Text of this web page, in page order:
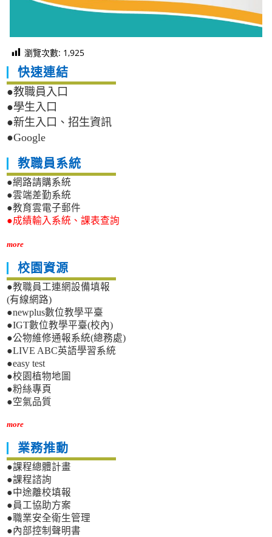
瀏覽次數: 1,925
快速連結
●教職員入口
●學生入口
●新生入口、招生資訊
●Google
教職員系統
●網路請購系統
●雲端差勤系統
●教育雲電子郵件
●成績輸入系統、課表查詢
more
校園資源
●教職員工連網設備填報
(有線網路)
●newplus數位教學平臺
●IGT數位教學平臺(校內)
●公物維修通報系統(總務處)
●LIVE ABC英語學習系統
●easy test
●校園植物地圖
●粉絲專頁
●空氣品質
more
業務推動
●課程總體計畫
●課程諮詢
●中途離校填報
●員工協助方案
●職業安全衛生管理
●內部控制聲明書